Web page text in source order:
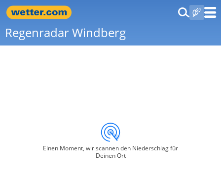
Regenradar Windberg
Einen Moment, wir scannen den Niederschlag für
Deinen Ort